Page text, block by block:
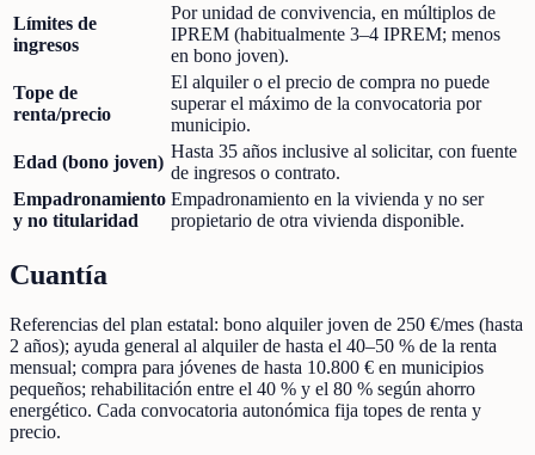
Límites de
ingresos
Por unidad de convivencia, en múltiplos de
IPREM (habitualmente 3–4 IPREM; menos
en bono joven).
Tope de
renta/precio
El alquiler o el precio de compra no puede
superar el máximo de la convocatoria por
municipio.
Edad (bono joven)
Hasta 35 años inclusive al solicitar, con fuente
de ingresos o contrato.
Empadronamiento
y no titularidad
Empadronamiento en la vivienda y no ser
propietario de otra vivienda disponible.
Cuantía
Referencias del plan estatal: bono alquiler joven de 250 €/mes (hasta
2 años); ayuda general al alquiler de hasta el 40–50 % de la renta
mensual; compra para jóvenes de hasta 10.800 € en municipios
pequeños; rehabilitación entre el 40 % y el 80 % según ahorro
energético. Cada convocatoria autonómica fija topes de renta y
precio.